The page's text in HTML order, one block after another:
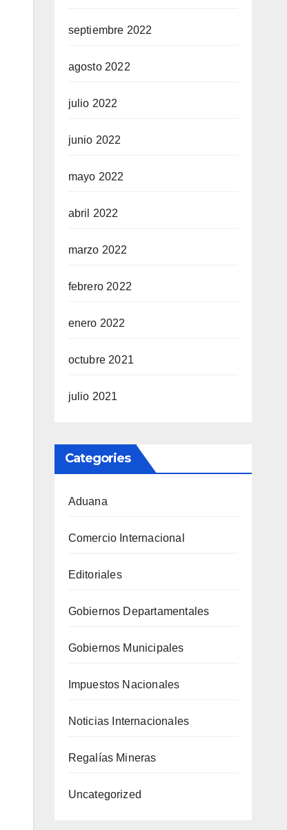
septiembre 2022
agosto 2022
julio 2022
junio 2022
mayo 2022
abril 2022
marzo 2022
febrero 2022
enero 2022
octubre 2021
julio 2021
Categories
Aduana
Comercio Internacional
Editoriales
Gobiernos Departamentales
Gobiernos Municipales
Impuestos Nacionales
Noticias Internacionales
Regalías Mineras
Uncategorized